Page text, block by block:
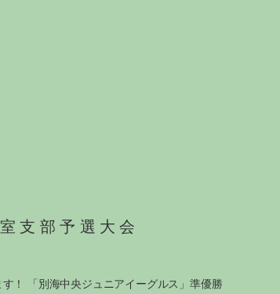
支部予選大会
！ 「別海中央ジュニアイーグルス」準優勝